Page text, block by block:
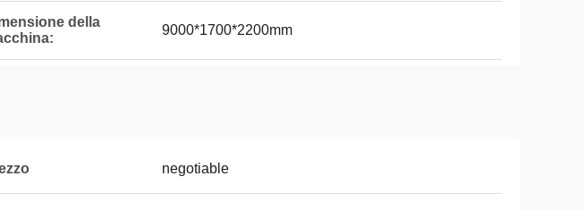
della
9000*1700*2200mm
negotiable